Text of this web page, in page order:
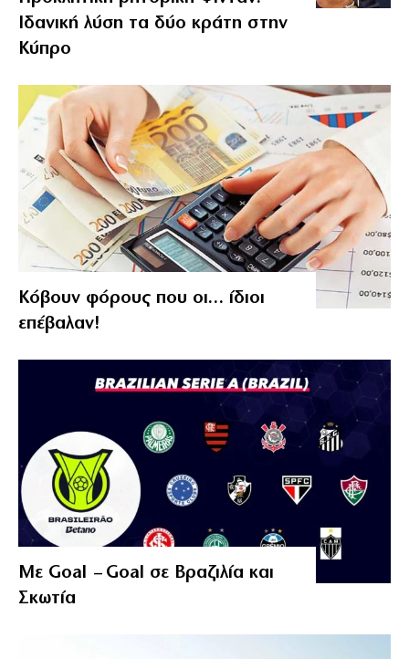
Ιδανική λύση τα δύο κράτη στην
Κύπρο
Κόβουν φόρους που οι… ίδιοι
επέβαλαν!
Με Goal – Goal σε Βραζιλία και
Σκωτία